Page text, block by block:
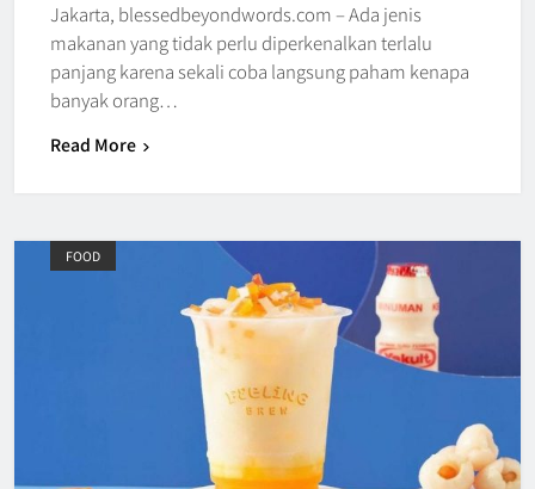
Jakarta, blessedbeyondwords.com – Ada jenis
makanan yang tidak perlu diperkenalkan terlalu
panjang karena sekali coba langsung paham kenapa
banyak orang…
Read More
FOOD